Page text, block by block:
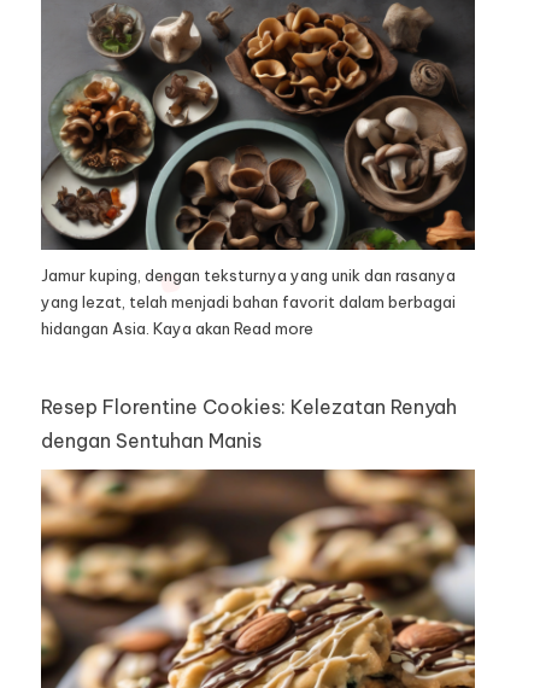
Jamur kuping, dengan teksturnya yang unik dan rasanya
yang lezat, telah menjadi bahan favorit dalam berbagai
hidangan Asia. Kaya akan Read more
Resep Florentine Cookies: Kelezatan Renyah
dengan Sentuhan Manis